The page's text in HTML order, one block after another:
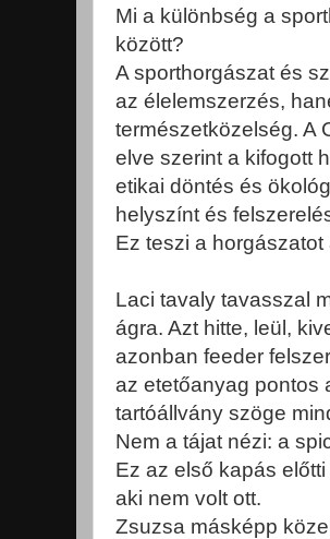
Mi a különbség a
között?
A sporthorgászat és
az élelemszerzés,
természetközelség. A
elve szerint a kifogott
etikai döntés és
helyszínt és
Ez teszi a
Laci tavaly tavasszal
ágra. Azt hitte, leül,
azonban feeder
az etetőanyag pontos
tartóállvány szöge
Nem a tájat nézi: a
Ez az első kapás
aki nem volt ott.
Zsuzsa másképp